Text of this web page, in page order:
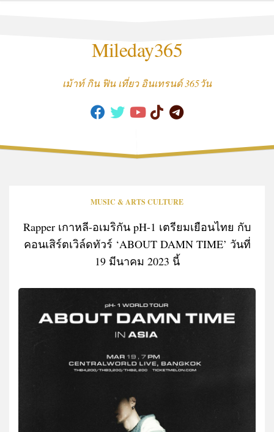
Mileday365
เม้าท์ กิน ฟิน เที่ยว อินเทรนด์ 365วัน
MUSIC & ARTS CULTURE
Rapper เกาหลี-อเมริกัน pH-1 เตรียมเยือนไทย กับ
คอนเสิร์ตเวิล์ดทัวร์ ‘ABOUT DAMN TIME’ วันที่
19 มีนาคม 2023 นี้